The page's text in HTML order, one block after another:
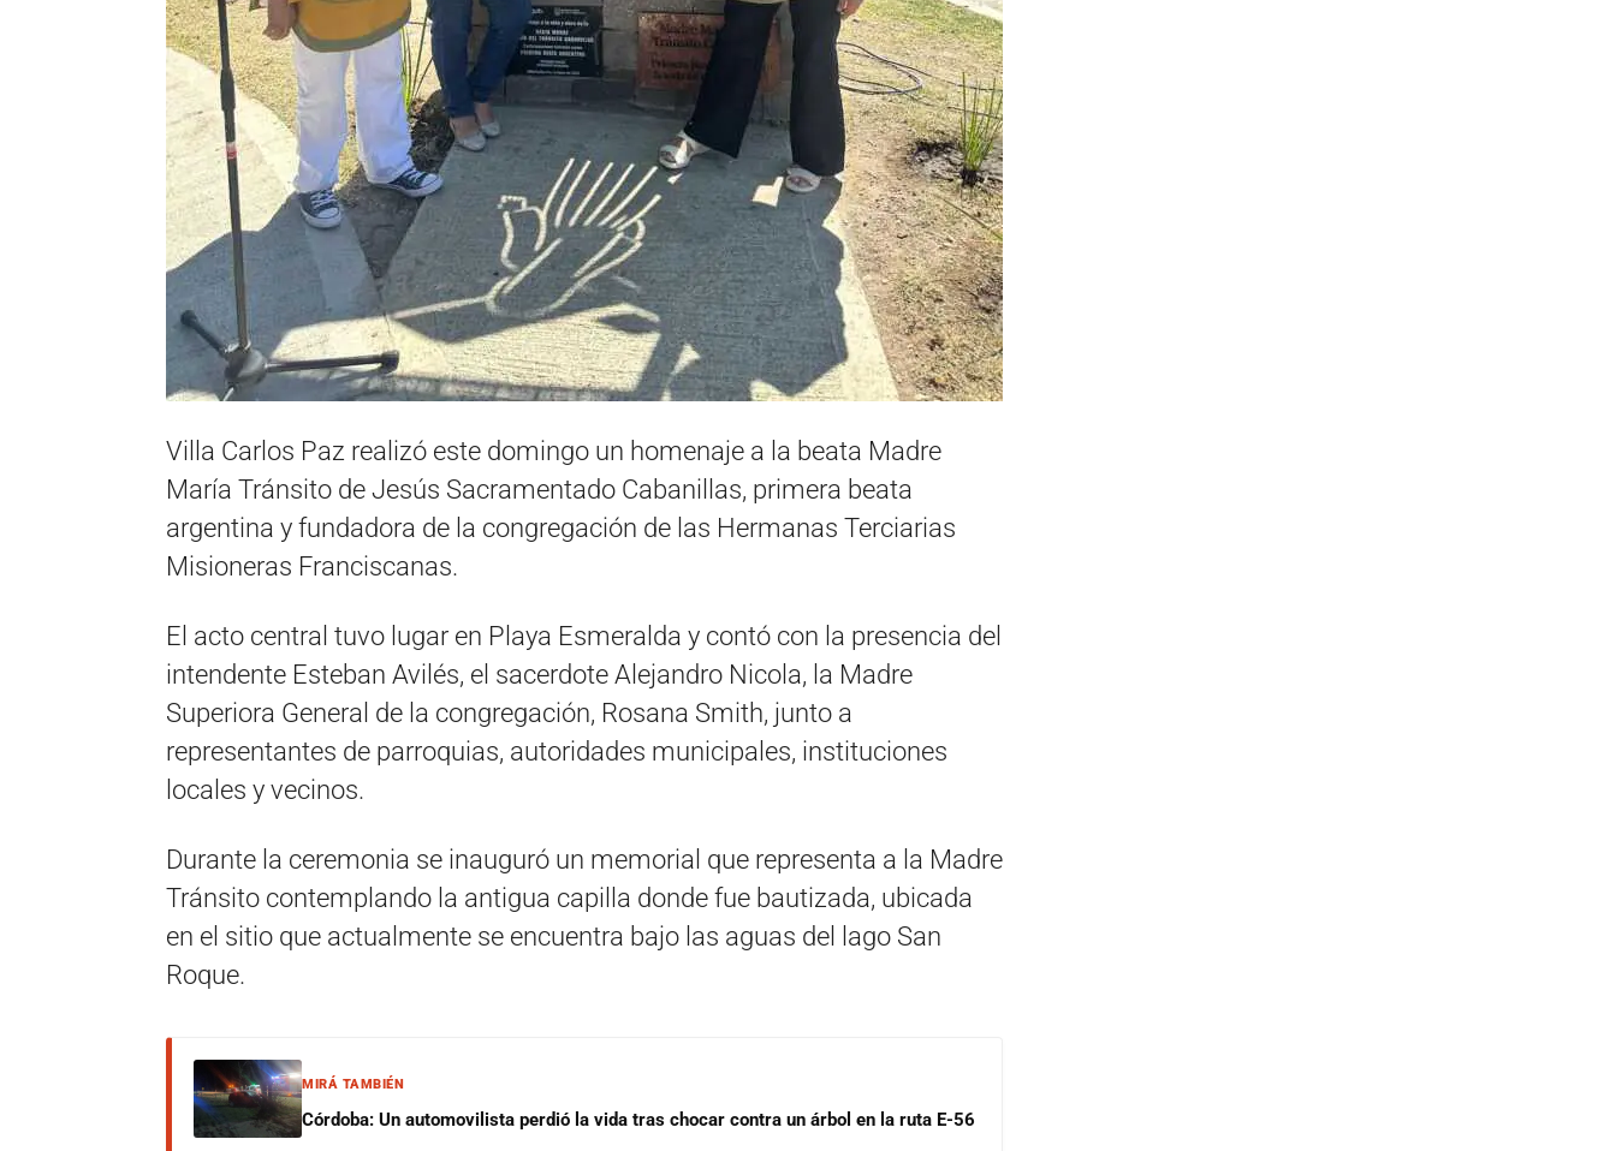
Villa Carlos Paz realizó este domingo un homenaje a la beata Madre
María Tránsito de Jesús Sacramentado Cabanillas, primera beata
argentina y fundadora de la congregación de las Hermanas Terciarias
Misioneras Franciscanas.
El acto central tuvo lugar en Playa Esmeralda y contó con la presencia del
intendente Esteban Avilés, el sacerdote Alejandro Nicola, la Madre
Superiora General de la congregación, Rosana Smith, junto a
representantes de parroquias, autoridades municipales, instituciones
locales y vecinos.
Durante la ceremonia se inauguró un memorial que representa a la Madre
Tránsito contemplando la antigua capilla donde fue bautizada, ubicada
en el sitio que actualmente se encuentra bajo las aguas del lago San
Roque.
MIRÁ TAMBIÉN
Córdoba: Un automovilista perdió la vida tras chocar contra un árbol en la ruta E-56